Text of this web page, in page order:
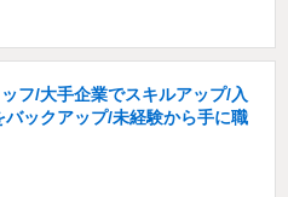
フ/大手企業でスキルアップ/入
ックアップ/未経験から手に職